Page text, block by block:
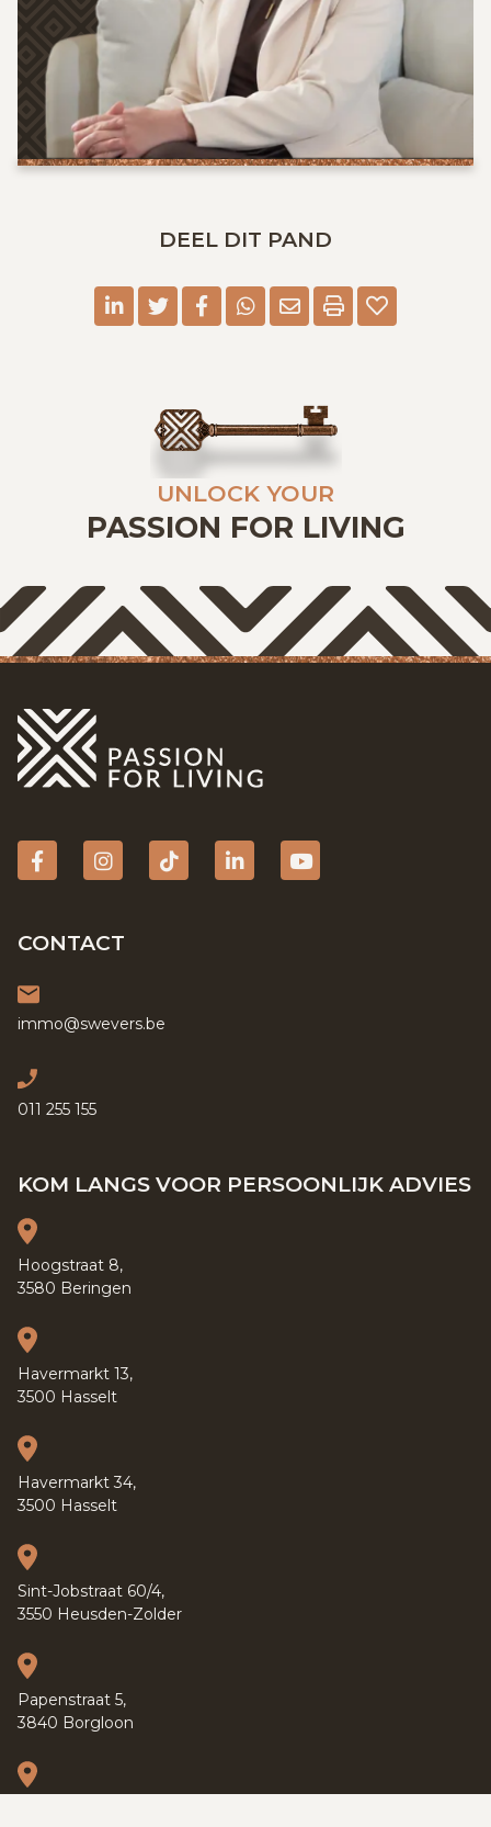
DEEL DIT PAND
linkedin
twitter
facebook
whatsapp
E-mail
Print
UNLOCK YOUR
PASSION FOR LIVING
FacebookInstagram
tiktokLinkedinYouTube
CONTACT
immo@swevers.be
011 255 155
KOM LANGS VOOR PERSOONLIJK ADVIES
Hoogstraat 8,
3580 Beringen
Havermarkt 13,
3500 Hasselt
Havermarkt 34,
3500 Hasselt
Sint-Jobstraat 60/4,
3550 Heusden-Zolder
Papenstraat 5,
3840 Borgloon